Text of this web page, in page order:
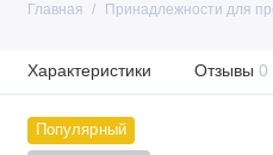
Главная Принадлежности для
Характеристики Отзывы 0
Популярный